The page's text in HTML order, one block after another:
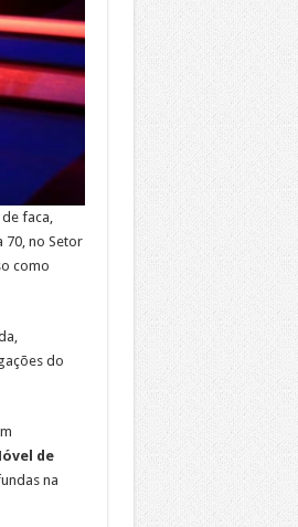
faca,
70, no Setor
como
do
de
na